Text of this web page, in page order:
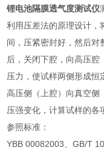
锂电池隔膜透气度测试仪
利用压差法的原理设计，
间，压紧密封好，然后对
后，关闭下腔，向高压
压力，使试样两侧形成恒
高压侧（上腔）向真空侧
压强变化，计算试样的各
参照标准：
YBB 00082003、GB/T